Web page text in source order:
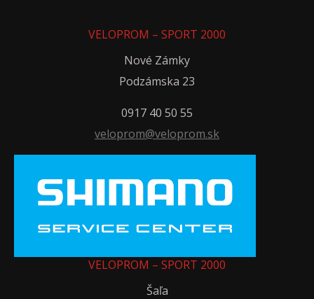
VELOPROM – SPORT 2000
Nové Zámky
Podzámska 23
0917 40 50 55
veloprom@veloprom.sk
VELOPROM – SPORT 2000
Šaľa